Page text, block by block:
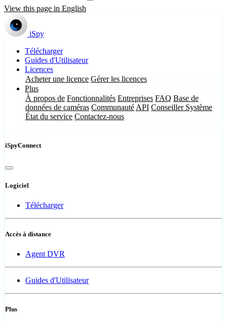
View this page in English
iSpy
Télécharger
Guides d'Utilisateur
Licences
Acheter une licence Gérer les licences
Plus
À propos de Fonctionnalités Entreprises FAQ Base de
données de caméras Communauté API Conseiller Système
État du service Contactez-nous
iSpyConnect
Logiciel
Télécharger
Accès à distance
Agent DVR
Guides d'Utilisateur
Plus